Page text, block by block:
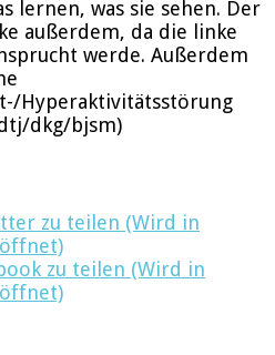
lernen, was sie sehen. Der
außerdem, da die linke
werde. Außerdem
Hyperaktivitätsstörung
dkg/bjsm)
zu teilen (Wird in
zu teilen (Wird in